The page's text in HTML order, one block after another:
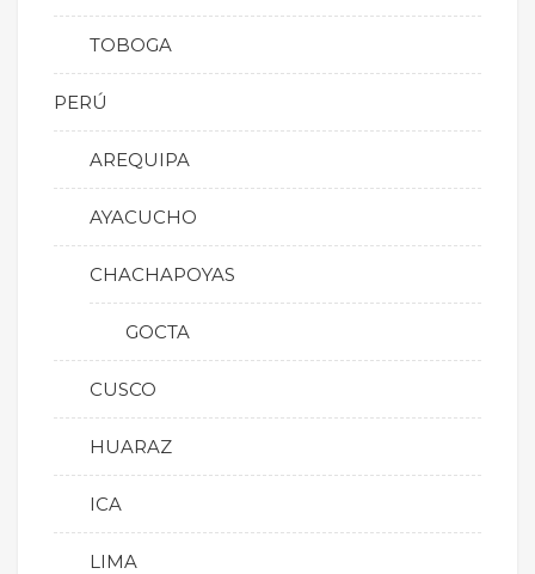
TOBOGA
PERÚ
AREQUIPA
AYACUCHO
CHACHAPOYAS
GOCTA
CUSCO
HUARAZ
ICA
LIMA